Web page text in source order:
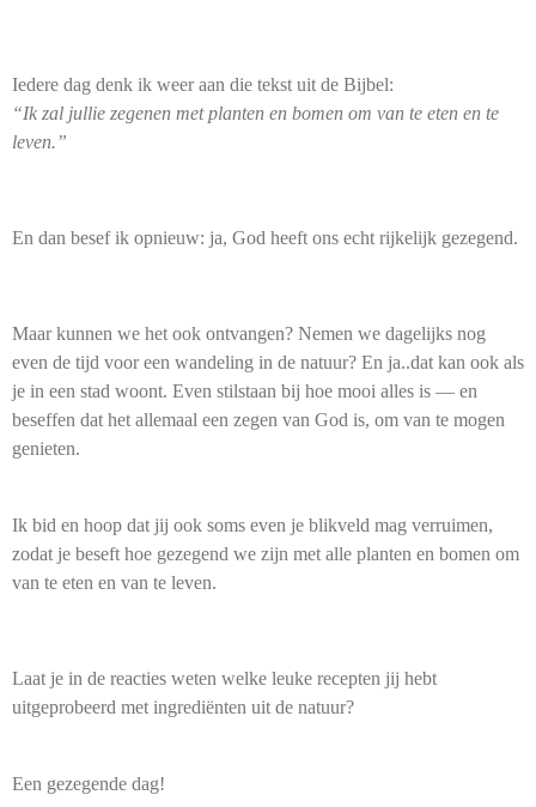
Iedere dag denk ik weer aan die tekst uit de Bijbel:
“Ik zal jullie zegenen met planten en bomen om van te eten en te
leven.”
En dan besef ik opnieuw: ja, God heeft ons echt rijkelijk gezegend.
Maar kunnen we het ook ontvangen? Nemen we dagelijks nog
even de tijd voor een wandeling in de natuur? En ja..dat kan ook als
je in een stad woont. Even stilstaan bij hoe mooi alles is — en
beseffen dat het allemaal een zegen van God is, om van te mogen
genieten.
Ik bid en hoop dat jij ook soms even je blikveld mag verruimen,
zodat je beseft hoe gezegend we zijn met alle planten en bomen om
van te eten en van te leven.
Laat je in de reacties weten welke leuke recepten jij hebt
uitgeprobeerd met ingrediënten uit de natuur?
Een gezegende dag!